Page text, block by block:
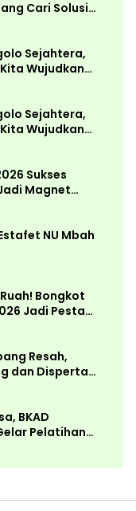
Cari Solusi
Sejahtera,
Wujudkan
Potensi
Sejahtera,
Wujudkan
Potensi
Sukses
Magnet
NU Mbah
Bongkot
Jadi Pesta
Peterongan
Resah,
dan Disperta
BKAD
Pelatihan